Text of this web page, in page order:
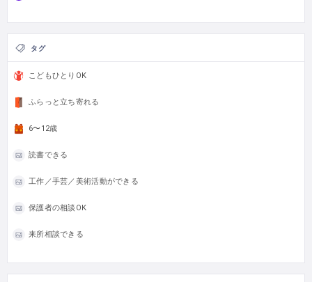
タグ
こどもひとりOK
ふらっと立ち寄れる
6〜12歳
読書できる
工作／手芸／美術活動ができる
保護者の相談OK
来所相談できる